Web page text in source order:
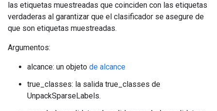
las etiquetas muestreadas que coinciden con las etiquetas
verdaderas al garantizar que el clasificador se asegure de
que son etiquetas muestreadas.
Argumentos:
alcance: un objeto de alcance
true_classes: la salida true_classes de
UnpackSparseLabels.